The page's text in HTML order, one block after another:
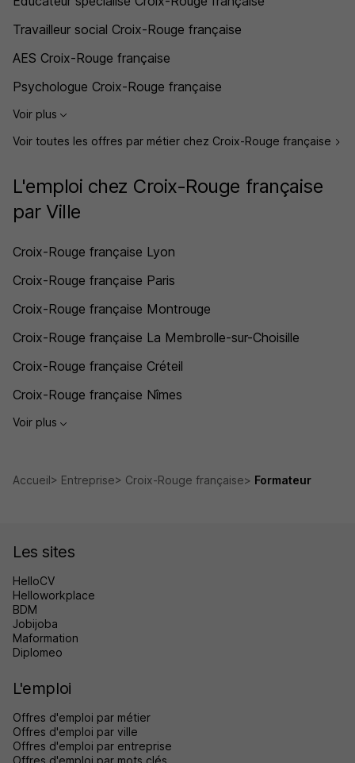
Travailleur social Croix-Rouge française
AES Croix-Rouge française
Psychologue Croix-Rouge française
Voir plus
Voir toutes les offres par métier chez Croix-Rouge française
L'emploi chez Croix-Rouge française
par Ville
Croix-Rouge française Lyon
Croix-Rouge française Paris
Croix-Rouge française Montrouge
Croix-Rouge française La Membrolle-sur-Choisille
Croix-Rouge française Créteil
Croix-Rouge française Nîmes
Voir plus
Accueil Entreprise Croix-Rouge française Formateur
Les sites
HelloCV
Helloworkplace
BDM
Jobijoba
Maformation
Diplomeo
L'emploi
Offres d'emploi par métier
Offres d'emploi par ville
Offres d'emploi par entreprise
Offres d'emploi par mots clés